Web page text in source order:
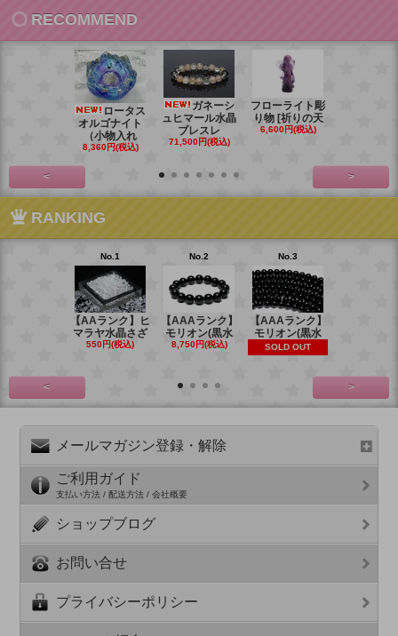
RECOMMEND
ロータス
オルゴナイト
（小物入れ
8,360円(税込)
ガネーシ
ュヒマール水晶
ブレスレ
71,500円(税込)
フローライト彫
り物 [祈りの天
6,600円(税込)
< >
RANKING
No.1
【AAランク】ヒ
マラヤ水晶さざ
550円(税込)
No.2
【AAAランク】
モリオン(黒水
8,750円(税込)
No.3
【AAAランク】
モリオン(黒水
SOLD OUT
< >
メールマガジン登録・解除
ご利用ガイド
支払い方法 / 配送方法 / 会社概要
ショップブログ
お問い合せ
プライバシーポリシー